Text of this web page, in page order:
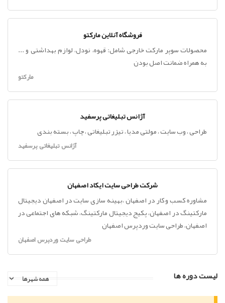
فروشگاه آنلاین مارکتو
محصولات سوپر مارکت خارجی شامل: قهوه، نودل، لوازم بهداشتی و ...
به همراه ضمانت اصل بودن
مارکتو
آژانس تبلیغاتی پرسفید
طراحی ، وب سایت ، مولتی مدیا ، تیزر تبلیغاتی ، چاپ ، بسته بندی
آژانس تبلیغاتی پرسفید
شرکت طراحی سایت ایکاد اصفهان
مشاوره کسب و کار در اصفهان ،بهینه سازی سایت در اصفهان دیجیتال
مارکتینگ در اصفهان، پکیج دیجیتال مارکتینگ، شبکه های اجتماعی در
اصفهان، طراحی سایت وردپرس اصفهان
طراحی سایت وردپرس اصفهان
لیست دوره ها